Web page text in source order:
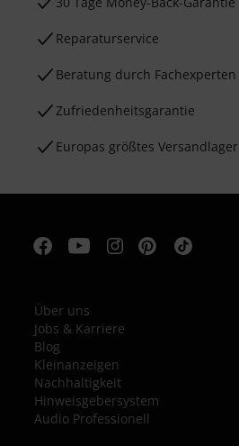
Reparaturservice
Beratung durch Fachexperten
Zufriedenheitsgarantie
Europas größtes Versandlager
Über uns
Jobs & Karriere
Blog
Kleinanzeigen
Nachhaltigkeit
Hinweisgebersystem
Audio Professionell